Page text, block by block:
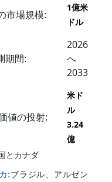
市場規模:
1億米
ドル
期間:
2026
へ
2033
値の投射:
米ド
ル
3.24
億
とカナダ
:ブラジル、アルゼン